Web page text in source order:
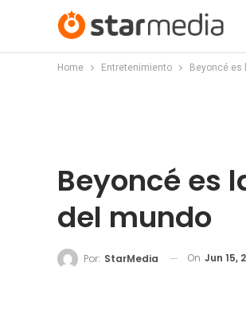
Home Entretenimiento Beyoncé es
Beyoncé es
del mundo
Por: StarMedia On Jun 15,